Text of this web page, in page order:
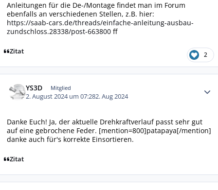
Anleitungen für die De-/Montage findet man im Forum
ebenfalls an verschiedenen Stellen, z.B. hier:
https://saab-cars.de/threads/einfache-anleitung-ausbau-
zundschloss.28338/post-663800 ff
Zitat 2
YS3D Mitglied
2. August 2024 um 07:282. Aug 2024
Danke Euch! Ja, der aktuelle Drehkraftverlauf passt sehr gut
auf eine gebrochene Feder. [mention=800]patapaya[/mention]
danke auch für's korrekte Einsortieren.
Zitat